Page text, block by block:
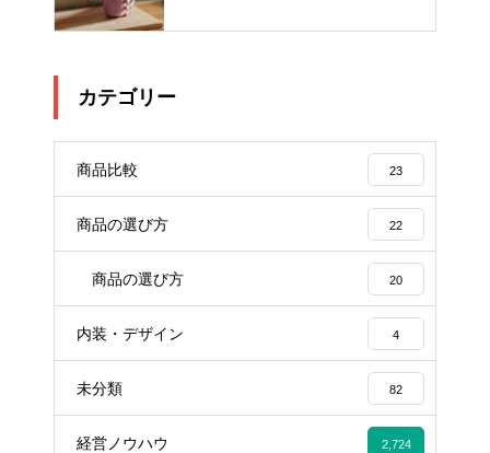
カテゴリー
商品比較 23
商品の選び方 22
商品の選び方 20
内装・デザイン 4
未分類 82
経営ノウハウ 2,724